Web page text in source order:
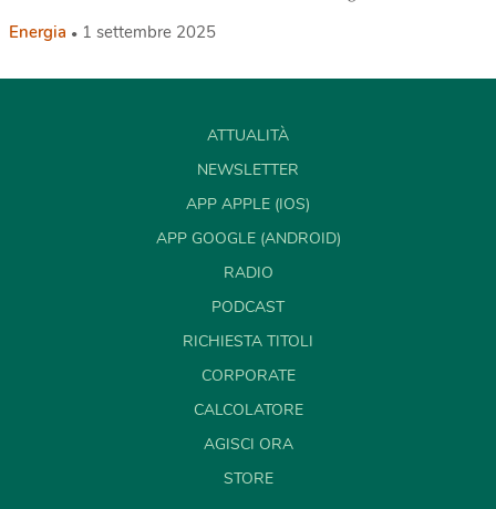
Energia 1 settembre 2025
ATTUALITÀ
NEWSLETTER
APP APPLE (IOS)
APP GOOGLE (ANDROID)
RADIO
PODCAST
RICHIESTA TITOLI
CORPORATE
CALCOLATORE
AGISCI ORA
STORE